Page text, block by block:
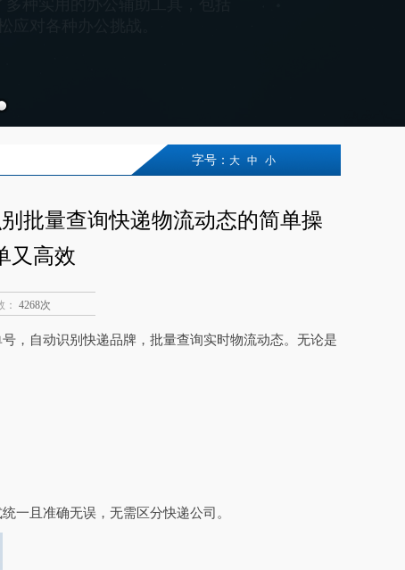
字号： 大 中 小
批量查询快递物流动态的简单操
又高效
： 4268次
，自动识别快递品牌，批量查询实时物流动态。无论是
一且准确无误，无需区分快递公司。